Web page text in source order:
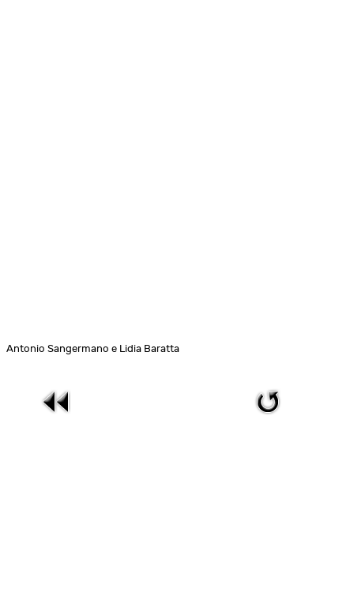
Antonio Sangermano e Lidia Baratta